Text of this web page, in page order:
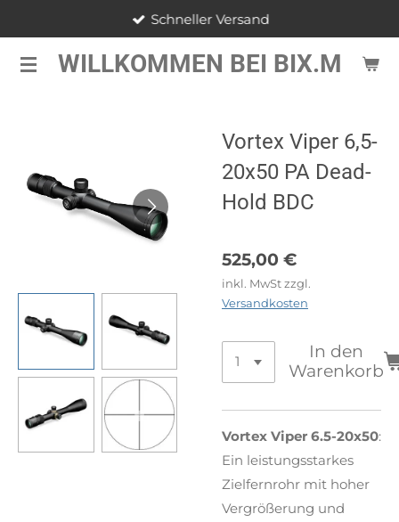
springenWILLKOMMEN BEI BIX.M
Schneller Versand
Vortex Viper 6,5-
20x50 PA Dead-
Hold BDC
525,00 €
inkl. MwSt zzgl.
Versandkosten
In den
Warenkorb
Vortex Viper 6.5-20x50:
Ein leistungsstarkes
Zielfernrohr mit hoher
Vergrößerung und